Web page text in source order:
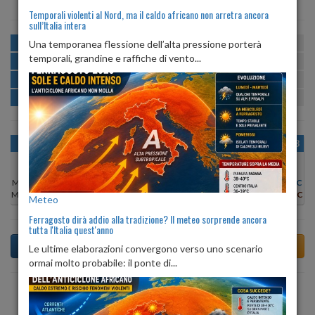
MATTINA min:18º max:27º U:
POMERIGGIO min:28º max:29º
SERA min:22º max:29º U:74% 87%
NOTTE min: 18º max:21º U:87%
OGGI
Min:
24°C
Max:26°C
SAB 08
Min:
Max:26°C
DOM 09
Min:26°C
Max:28°C
LUN 10
Min:
28°C
Max:29°C
MAR 11
Max:29°C
MER 12
Min:25°C
Max:26°C
GIO 13
26°C
Max:28°C
Previsioni del Tempo a Terres tra 3 giorni
Temporali violenti al Nord, ma il caldo africano non arretra ancora
sull’Italia intera
Una temporanea flessione dell’alta pressione porterà
temporali, grandine e raffiche di vento...
Meteo
Ferragosto dirà addio alla tradizione? Il meteo sorprende ancora
tutta l'Italia quest'anno
Le ultime elaborazioni convergono verso uno scenario
ormai molto probabile: il ponte di...